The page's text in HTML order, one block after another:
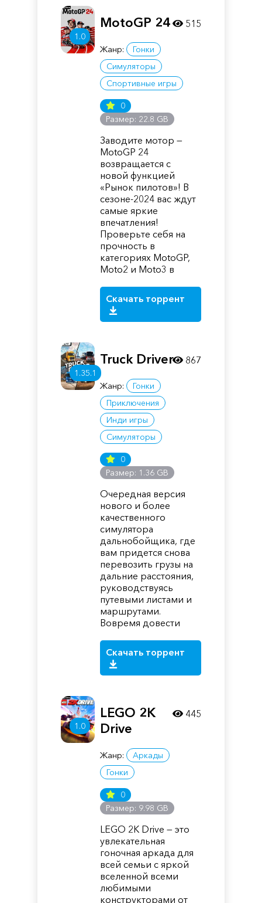
1.0
MotoGP 24
Жанр:
Гонки
Симуляторы
Спортивные игры
0
Размер: 22.8 GB
Заводите мотор —
MotoGP 24
возвращается с
новой функцией
«Рынок пилотов»! В
сезоне-2024 вас ждут
самые яркие
впечатления!
Проверьте себя на
прочность в
категориях MotoGP,
Moto2 и Moto3 в
Скачать торрент
515
1.35.1
Truck Driver
Жанр:
Гонки
Приключения
Инди игры
Симуляторы
0
Размер: 1.36 GB
Очередная версия
нового и более
качественного
симулятора
дальнобойщика, где
вам придется снова
перевозить грузы на
дальние расстояния,
руководствуясь
путевыми листами и
маршрутами.
Вовремя довести
Скачать торрент
867
1.0
LEGO 2K
Drive
Жанр:
Аркады
Гонки
0
Размер: 9.98 GB
LEGO 2K Drive — это
увлекательная
гоночная аркада для
всей семьи с яркой
вселенной всеми
любимыми
конструкторами от
445